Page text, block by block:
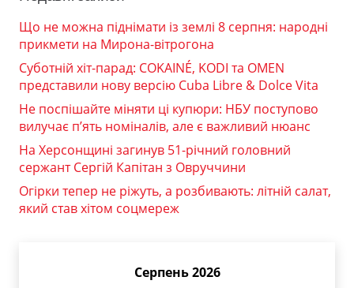
Що не можна піднімати із землі 8 серпня: народні
прикмети на Мирона-вітрогона
Суботній хіт-парад: COKAINÉ, KODI та OMEN
представили нову версію Cuba Libre & Dolce Vita
Не поспішайте міняти ці купюри: НБУ поступово
вилучає п’ять номіналів, але є важливий нюанс
На Херсонщині загинув 51-річний головний
сержант Сергій Капітан з Овруччини
Огірки тепер не ріжуть, а розбивають: літній салат,
який став хітом соцмереж
Серпень 2026